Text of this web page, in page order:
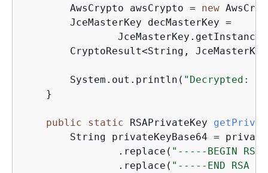
        AwsCrypto awsCrypto =
new
        JceMasterKey decMasterKey =
                JceMasterKey.getInstance(
CryptoResult<String,
        System.out.println(
"Decrypted: "
    }
public static RSAPrivateKey
String privateKeyBase64 =
                .replace(
"-----BEGIN RSA
                .replace(
"-----END RSA